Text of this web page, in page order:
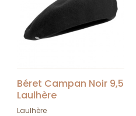
Béret Campan Noir 9,5
Laulhère
Laulhère